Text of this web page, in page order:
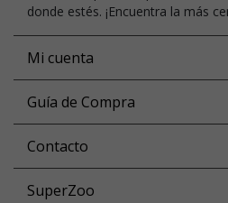
donde estés. ¡Encuentra la más
Mi cuenta
Guía de Compra
Contacto
SuperZoo